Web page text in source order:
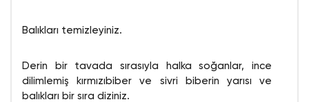
Balıkları temizleyiniz.
Derin bir tavada sırasıyla halka soğanlar, ince
dilimlemiş kırmızıbiber ve sivri biberin yarısı ve
balıkları bir sıra diziniz.